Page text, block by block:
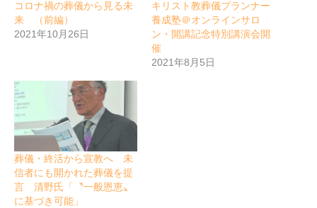
コロナ禍の葬儀から見る未
来 （前編）
2021年10月26日
キリスト教葬儀プランナー
養成塾＠オンラインサロ
ン・開講記念特別講演会開
催
2021年8月5日
葬儀・終活から宣教へ 未
信者にも開かれた葬儀を提
言 清野氏「〝一般恩恵〟
に基づき可能」